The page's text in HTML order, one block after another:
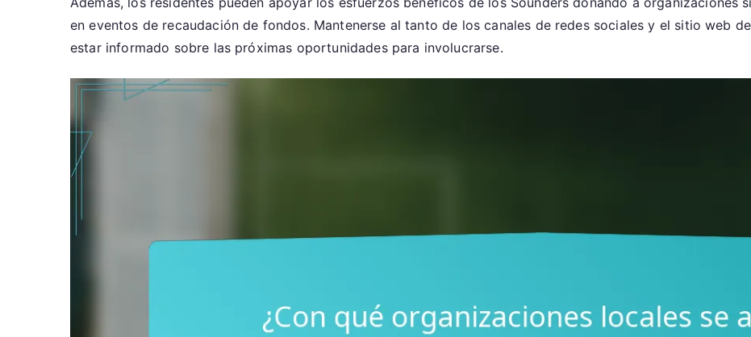
en eventos de recaudación de fondos. Mantenerse al tanto de los canales de redes sociales y el sitio web
estar informado sobre las próximas oportunidades para involucrarse.